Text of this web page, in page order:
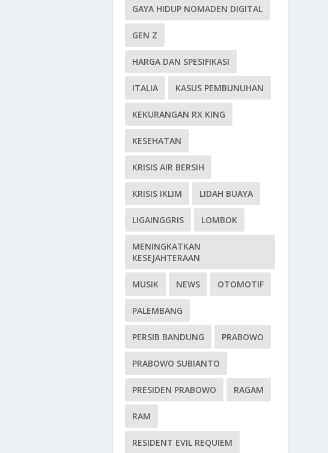
GAYA HIDUP NOMADEN DIGITAL
GEN Z
HARGA DAN SPESIFIKASI
ITALIA KASUS PEMBUNUHAN
KEKURANGAN RX KING
KESEHATAN
KRISIS AIR BERSIH
KRISIS IKLIM LIDAH BUAYA
LIGAINGGRIS LOMBOK
MENINGKATKAN
KESEJAHTERAAN
MUSIK NEWS OTOMOTIF
PALEMBANG
PERSIB BANDUNG PRABOWO
PRABOWO SUBIANTO
PRESIDEN PRABOWO RAGAM
RAM
RESIDENT EVIL REQUIEM